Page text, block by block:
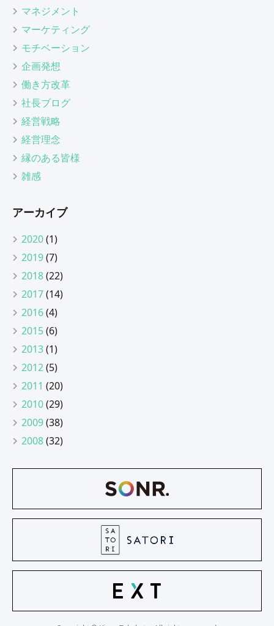
マネジメント
マーケティング
モチベーション
企画発想
働き方改革
社長ブログ
経営戦略
経営理念
縁のある皆様
雑感
アーカイブ
2020(1)
2019(7)
2018(22)
2017(14)
2016(4)
2015(6)
2013(1)
2012(5)
2011 (20)
2010(29)
2009(38)
2008(32)